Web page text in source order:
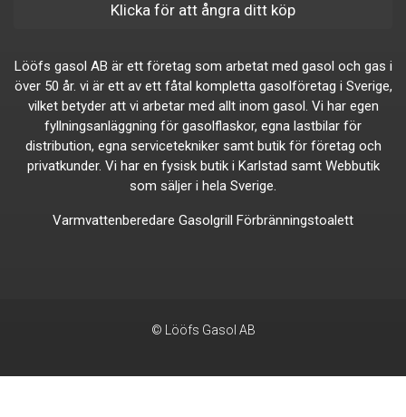
Klicka för att ångra ditt köp
Lööfs gasol AB är ett företag som arbetat med gasol och gas i
över 50 år. vi är ett av ett fåtal kompletta gasolföretag i Sverige,
vilket betyder att vi arbetar med allt inom gasol. Vi har egen
fyllningsanläggning för gasolflaskor, egna lastbilar för
distribution, egna servicetekniker samt butik för företag och
privatkunder. Vi har en fysisk butik i Karlstad samt Webbutik
som säljer i hela Sverige.
Varmvattenberedare Gasolgrill Förbränningstoalett
© Lööfs Gasol AB